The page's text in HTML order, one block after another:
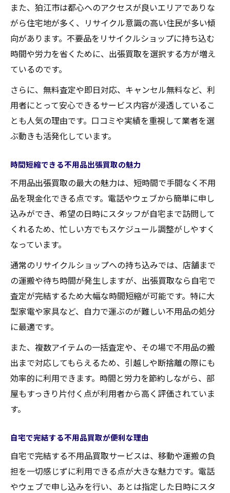
また、狛江市は都心へのアクセスが良いエリアでありな
がら住宅地が多く、リサイクル意識の高い住民が多い傾
向があります。不要品をリサイクルショップに持ち込む
時間や労力を省くために、出張買取を選択する方が増え
ているのです。
さらに、無料査定や即日対応、キャンセル無料など、利
用者にとって安心できるサービス内容が浸透しているこ
とも人気の理由です。口コミや実績を重視して業者を選
ぶ動きも活発化しています。
時間短縮できる不用品出張買取の魅力
不用品出張買取の最大の魅力は、短時間で手間なく不用
品を現金化できる点です。電話やウェブから簡単に申し
込みができ、希望の日時にスタッフが自宅まで訪問して
くれるため、忙しい方でもスケジュール調整がしやすく
なっています。
通常のリサイクルショップへの持ち込みでは、店舗まで
の運搬や待ち時間が発生しますが、出張買取なら自宅で
査定が完結するため大幅な時間短縮が可能です。特に大
型家電や家具など、自力で運ぶのが難しい不用品の処分
に最適です。
また、複数アイテムの一括査定や、その場で不用品の搬
出まで対応してもらえるため、引越しや断捨離の際にも
効率的に利用できます。時間と労力を節約しながら、部
屋もすっきり片付く点が利用者から高く評価されていま
す。
自宅で完結する不用品買取が便利な理由
自宅で完結する不用品買取サービスは、移動や運搬の負
担を一切感じずに利用できる点が大きな魅力です。電話
やウェブで申し込みを行い、あとは指定した日時にスタ